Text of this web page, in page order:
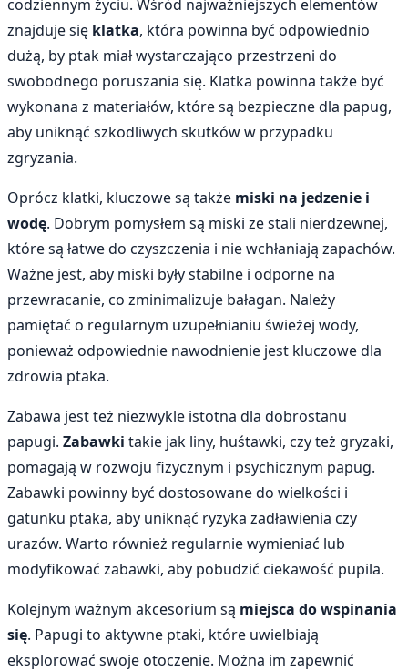
codziennym życiu. Wśród najważniejszych elementów
znajduje się klatka, która powinna być odpowiednio
dużą, by ptak miał wystarczająco przestrzeni do
swobodnego poruszania się. Klatka powinna także być
wykonana z materiałów, które są bezpieczne dla papug,
aby uniknąć szkodliwych skutków w przypadku
zgryzania.
Oprócz klatki, kluczowe są także miski na jedzenie i
wodę. Dobrym pomysłem są miski ze stali nierdzewnej,
które są łatwe do czyszczenia i nie wchłaniają zapachów.
Ważne jest, aby miski były stabilne i odporne na
przewracanie, co zminimalizuje bałagan. Należy
pamiętać o regularnym uzupełnianiu świeżej wody,
ponieważ odpowiednie nawodnienie jest kluczowe dla
zdrowia ptaka.
Zabawa jest też niezwykle istotna dla dobrostanu
papugi. Zabawki takie jak liny, huśtawki, czy też gryzaki,
pomagają w rozwoju fizycznym i psychicznym papug.
Zabawki powinny być dostosowane do wielkości i
gatunku ptaka, aby uniknąć ryzyka zadławienia czy
urazów. Warto również regularnie wymieniać lub
modyfikować zabawki, aby pobudzić ciekawość pupila.
Kolejnym ważnym akcesorium są miejsca do wspinania
się. Papugi to aktywne ptaki, które uwielbiają
eksplorować swoje otoczenie. Można im zapewnić